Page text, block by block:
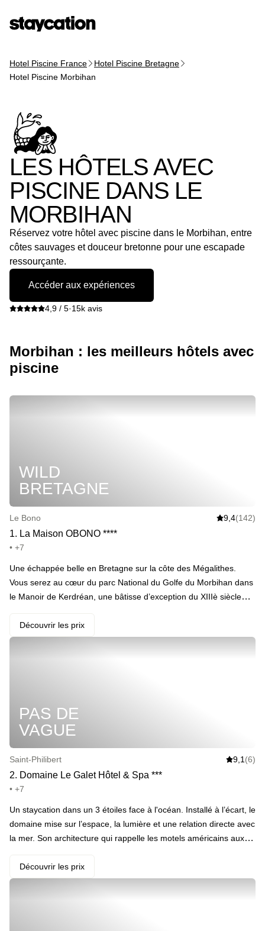
Hotel Piscine France
Hotel Piscine Bretagne
Hotel Piscine Morbihan
LES HÔTELS AVEC
PISCINE DANS LE
MORBIHAN
Réservez votre hôtel avec piscine dans le Morbihan, entre
côtes sauvages et douceur bretonne pour une escapade
ressourçante.
Accéder aux expériences
4,9 / 5·15k avis
Morbihan : les meilleurs hôtels avec
piscine
WILD
BRETAGNE
Le Bono 9,4(142)
1. La Maison OBONO ****
• +7
Une échappée belle en Bretagne sur la côte des Mégalithes.
Vous serez au cœur du parc National du Golfe du Morbihan dans
le Manoir de Kerdréan, une bâtisse d’exception du XIIIè siècle
dépendance juste à côté dans laquelle vous passerez la nuit. ·
Votre programme : match de tennis en pleine nature, piscine
ne connaît pas un seul breton qui vous dira le contraire. Profitez-
en pour faire de belles balades sur les sentiers des douaniers. ·
Et en extra : une formule entrée-plat-dessert pour le dîner,
Découvrir les prix
PAS DE
VAGUE
Saint-Philibert 9,1 (6)
2. Domaine Le Galet Hôtel & Spa ***
• +7
Un staycation dans un 3 étoiles face à l'océan. Installé à l’écart, le
domaine mise sur l’espace, la lumière et une relation directe avec
la mer. Son architecture qui rappelle les motels américains aux
calmes, fonctionnelles, pensées pour le repos. Le spa complète
l’expérience avec une approche simple du bien-être : sauna,
Découvrir les prix